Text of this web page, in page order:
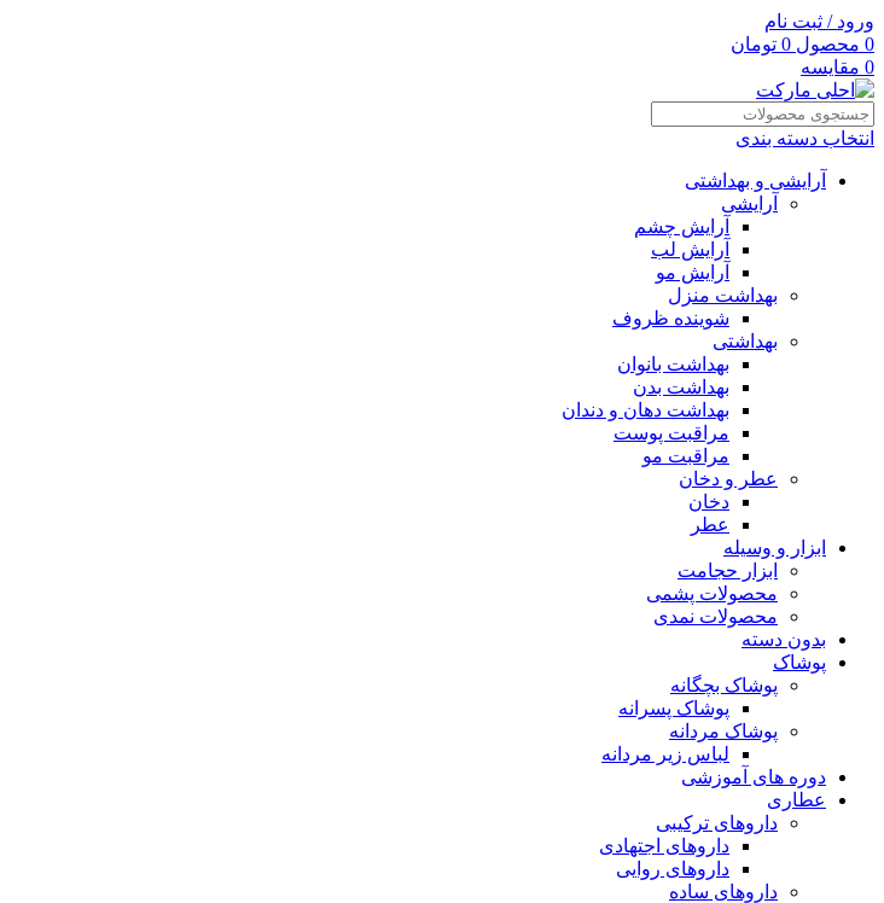
ورود / ثبت نام
0 محصول 0 تومان
0 مقایسه
انتخاب دسته بندی
آرایشی و بهداشتی
آرایشی
آرایش چشم
آرایش لب
آرایش مو
بهداشت منزل
شوینده ظروف
بهداشتی
بهداشت بانوان
بهداشت بدن
بهداشت دهان و دندان
مراقبت پوست
مراقبت مو
عطر و دخان
دخان
عطر
ابزار و وسیله
ابزار حجامت
محصولات پشمی
محصولات نمدی
بدون دسته
پوشاک
پوشاک بچگانه
پوشاک پسرانه
پوشاک مردانه
لباس زیر مردانه
دوره های آموزشی
عطاری
داروهای ترکیبی
داروهای اجتهادی
داروهای روایی
داروهای ساده